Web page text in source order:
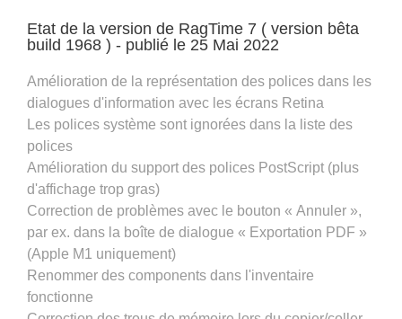
Etat de la version de RagTime 7 ( version bêta
build 1968 ) - publié le 25 Mai 2022
​Amélioration de la représentation des polices dans les
dialogues d'information avec les écrans Retina
Les polices système sont ignorées dans la liste des
polices
Amélioration du support des polices PostScript (plus
d'affichage trop gras)
Correction de problèmes avec le bouton « Annuler »,
par ex. dans la boîte de dialogue « Exportation PDF »
(Apple M1 uniquement)
Renommer des components dans l'inventaire
fonctionne